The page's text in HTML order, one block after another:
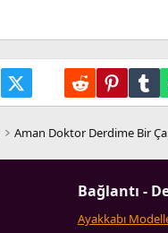
FacebookX (Twitter)LinkedIn
Reddit
Aman Doktor Derdime Bir
Bağlantı -
Ayakkabı